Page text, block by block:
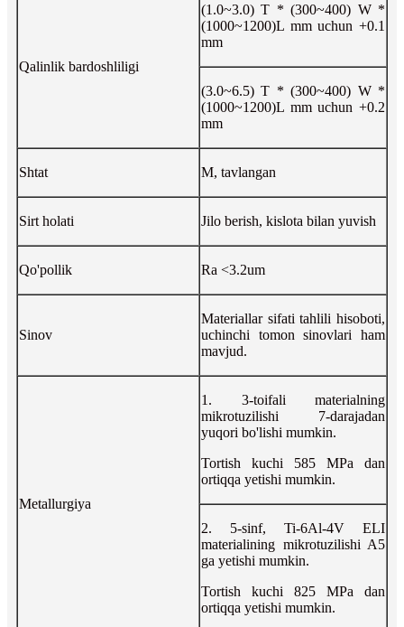
Qalinlik bardoshliligi
(1.0~3.0) T * (300~400) W *
(1000~1200)L mm uchun +0.1
mm
(3.0~6.5) T * (300~400) W *
(1000~1200)L mm uchun +0.2
mm
Shtat M, tavlangan
Sirt holati Jilo berish, kislota bilan yuvish
Qo'pollik Ra <3.2um
Sinov
Materiallar sifati tahlili hisoboti,
uchinchi tomon sinovlari ham
mavjud.
Metallurgiya
1. 3-toifali materialning
mikrotuzilishi 7-darajadan
yuqori bo'lishi mumkin.
Tortish kuchi 585 MPa dan
ortiqqa yetishi mumkin.
2. 5-sinf, Ti-6Al-4V ELI
materialining mikrotuzilishi A5
ga yetishi mumkin.
Tortish kuchi 825 MPa dan
ortiqqa yetishi mumkin.